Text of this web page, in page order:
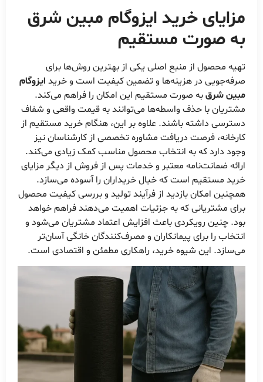
مزایای خرید ایزوگام مبین شرق
به صورت مستقیم
تهیه محصول از منبع اصلی یکی از بهترین روش‌ها برای
صرفه‌جویی در هزینه‌ها و تضمین کیفیت است و خرید ایزوگام
مبین شرقبه صورت مستقیم این امکان را فراهم می‌کند.
مشتریان با حذف واسطه‌ها می‌توانند به قیمت واقعی و شفاف
دسترسی داشته باشند. علاوه بر این، هنگام خرید مستقیم از
کارخانه، فرصت دریافت مشاوره تخصصی از کارشناسان نیز
وجود دارد که به انتخاب محصول مناسب کمک زیادی می‌کند.
ارائه ضمانت‌نامه معتبر و خدمات پس از فروش از دیگر مزایای
خرید مستقیم است که خیال خریداران را آسوده می‌سازد.
همچنین امکان بازدید از فرآیند تولید و بررسی کیفیت محصول
برای مشتریانی که به جزئیات اهمیت می‌دهند فراهم خواهد
بود. چنین رویکردی باعث افزایش اعتماد مشتریان می‌شود و
انتخاب را برای پیمانکاران و مصرف‌کنندگان خانگی آسان‌تر
می‌سازد. این شیوه خرید، راهکاری مطمئن و اقتصادی است.